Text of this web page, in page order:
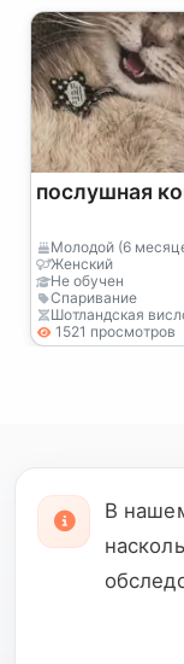
послушная
Молодой (6
Женский
Не обучен
Спаривание
Шотландская
1521 просмотров
В